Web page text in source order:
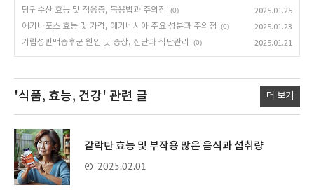
당귀수산 효능 및 적응증, 복용법과 주의점
(0)
2025.01.25
에키나포스 효능 및 가격, 에키네시아 주요 성분과 주의점
(0)
2025.01.23
기립성빈맥증후군 원인 및 증상, 진단과 식단관리
(0) 2025.01.21
'식품, 효능, 건강' 관련 글 더 보기
갈락탄 효능 및 부작용 많은 음식과 섭취량
2025.02.01